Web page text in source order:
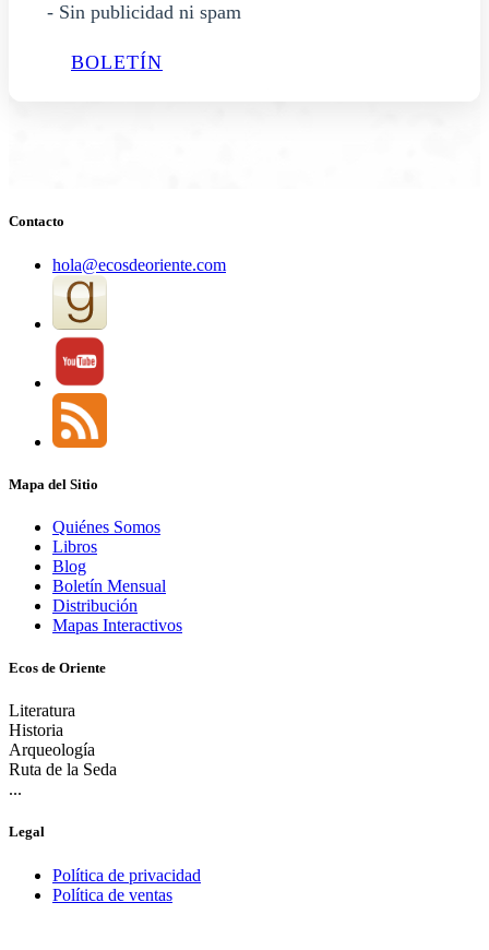
- Sin publicidad ni spam
BOLETÍN
Contacto
hola@ecosdeoriente.com
Mapa del Sitio
Quiénes Somos
Libros
Blog
Boletín Mensual
Distribución
Mapas Interactivos
Ecos de Oriente
Literatura
Historia
Arqueología
Ruta de la Seda
...
Legal
Política de privacidad
Política de ventas